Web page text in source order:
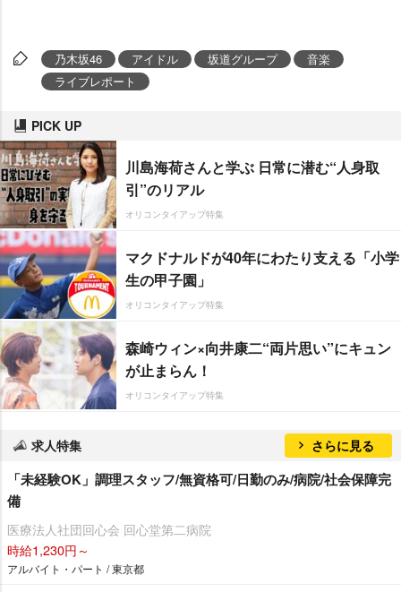
乃木坂46 アイドル 坂道グループ
音楽
ライブレポート
PICK UP
川島海荷さんと学ぶ 日常に潜む“人身取
引”のリアル
オリコンタイアップ特集
マクドナルドが40年にわたり支える「小学
生の甲子園」
オリコンタイアップ特集
森崎ウィン×向井康二“両片思い”にキュン
が止まらん！
オリコンタイアップ特集
求人特集 さらに見る
「未経験OK」調理スタッフ/無資格可/日勤のみ/病院/社会保障完
備
医療法人社団回心会 回心堂第二病院
時給1,230円～
アルバイト・パート / 東京都